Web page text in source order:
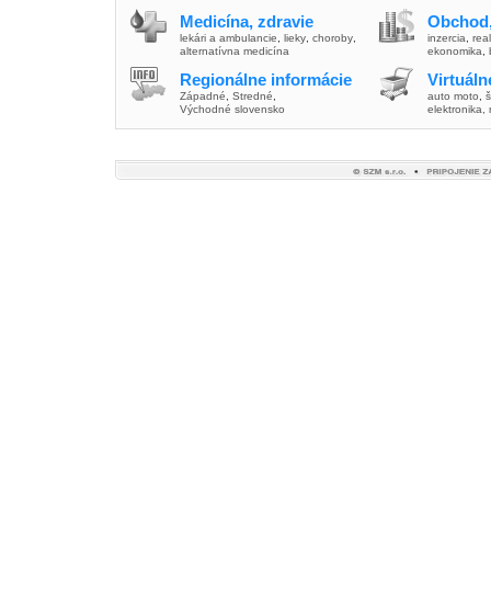
Medicína, zdravie
lekári a ambulancie lieky choroby
alternatívna medicína
Regionálne informácie
Západné Stredné
Východné slovensko
inzercia
ekonomika
auto moto
elektronika,